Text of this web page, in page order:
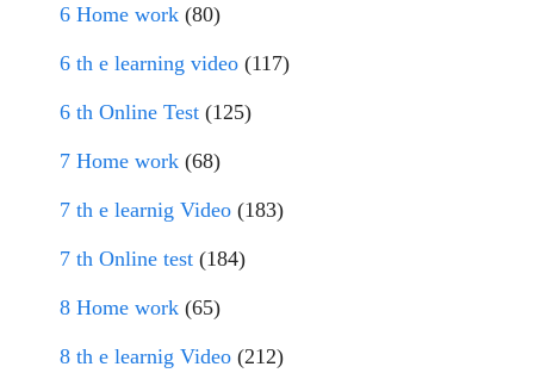
6 Home work (80)
6 th e learning video (117)
6 th Online Test (125)
7 Home work (68)
7 th e learnig Video (183)
7 th Online test (184)
8 Home work (65)
8 th e learnig Video (212)